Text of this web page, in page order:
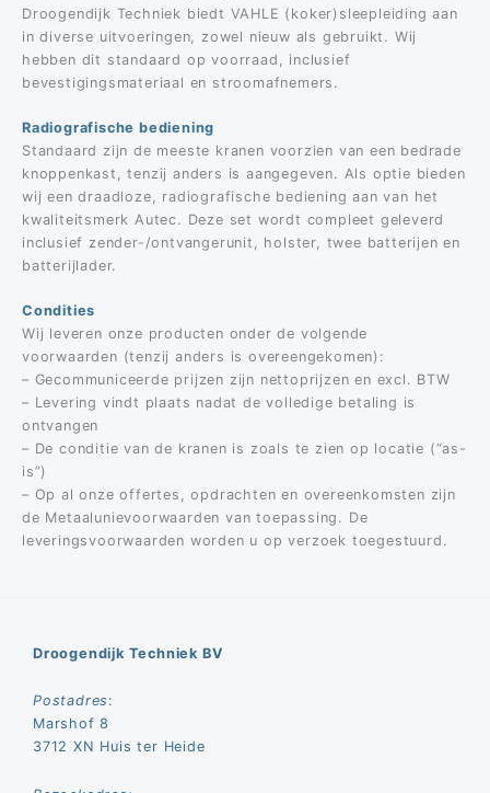
Droogendijk Techniek biedt VAHLE (koker)sleepleiding aan
in diverse uitvoeringen, zowel nieuw als gebruikt. Wij
hebben dit standaard op voorraad, inclusief
bevestigingsmateriaal en stroomafnemers.
Radiografische bediening
Standaard zijn de meeste kranen voorzien van een bedrade
knoppenkast, tenzij anders is aangegeven. Als optie bieden
wij een draadloze, radiografische bediening aan van het
kwaliteitsmerk Autec. Deze set wordt compleet geleverd
inclusief zender-/ontvangerunit, holster, twee batterijen en
batterijlader.
Condities
Wij leveren onze producten onder de volgende
voorwaarden (tenzij anders is overeengekomen):
– Gecommuniceerde prijzen zijn nettoprijzen en excl. BTW
– Levering vindt plaats nadat de volledige betaling is
ontvangen
– De conditie van de kranen is zoals te zien op locatie (“as-
is”)
– Op al onze offertes, opdrachten en overeenkomsten zijn
de Metaalunievoorwaarden van toepassing. De
leveringsvoorwaarden worden u op verzoek toegestuurd.
Droogendijk Techniek BV
Postadres :
Marshof 8
3712 XN Huis ter Heide